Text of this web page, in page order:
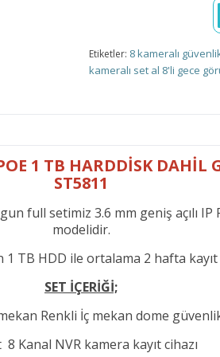
Etiketler: 8 kameralı
kameralı set al 8'li gece
1 TB HARDDİSK DAHİL
ST5811
full setimiz 3.6 mm geniş açılı
modelidir.
TB HDD ile ortalama 2 hafta
SET İÇERİĞİ;
Renkli İç mekan dome
8 Kanal NVR kamera kayıt cihazı